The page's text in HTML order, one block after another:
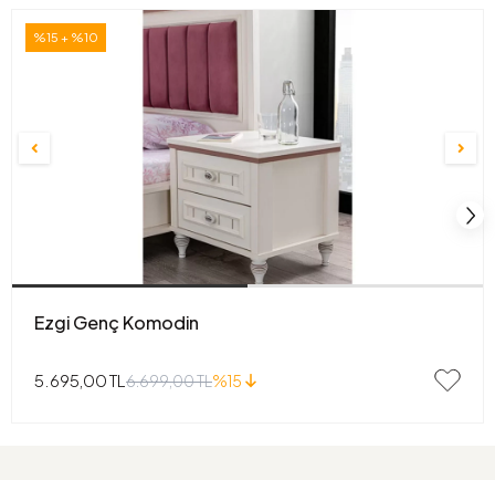
%15 + %10
Ezgi Genç Komodin
5.695,00 TL 6.699,00 TL%15